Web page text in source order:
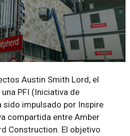
Austin Smith Lord, el
PFI (Iniciativa de
sido impulsado por Inspire
compartida entre Amber
Construction. El objetivo